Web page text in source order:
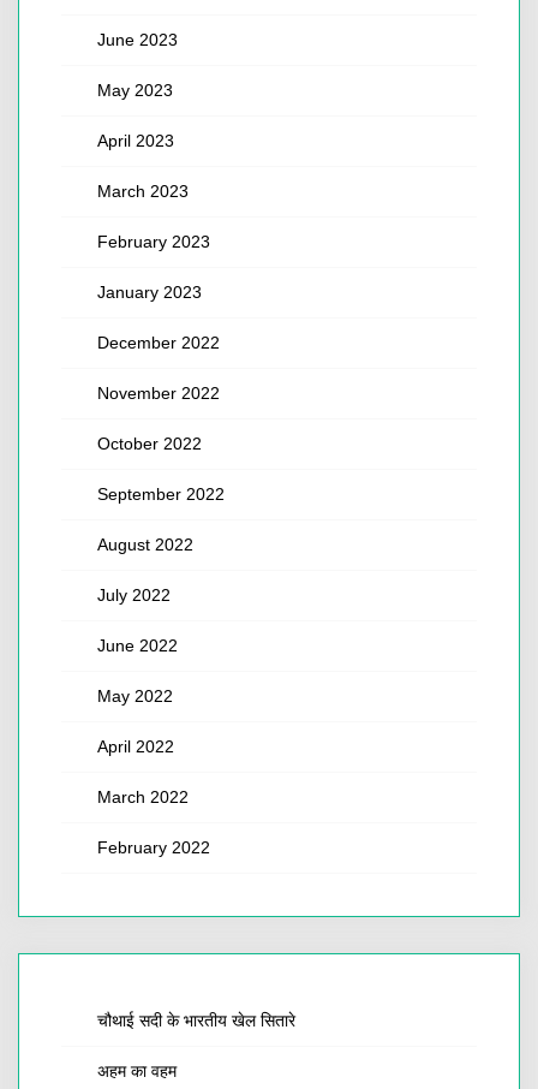
June 2023
May 2023
April 2023
March 2023
February 2023
January 2023
December 2022
November 2022
October 2022
September 2022
August 2022
July 2022
June 2022
May 2022
April 2022
March 2022
February 2022
चौथाई सदी के भारतीय खेल सितारे
अहम का वहम